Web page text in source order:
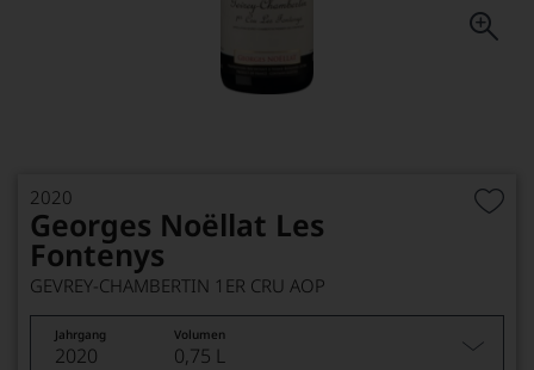
2020
Georges Noëllat Les
Fontenys
GEVREY-CHAMBERTIN 1ER CRU AOP
Jahrgang Volumen
2020 0,75 L